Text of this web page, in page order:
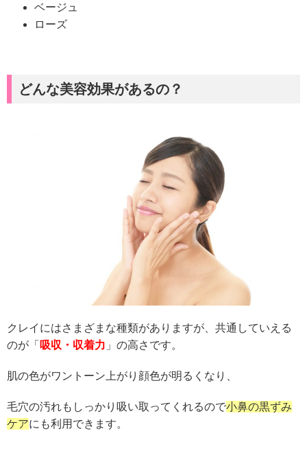
ベージュ
ローズ
どんな美容効果があるの？
クレイにはさまざまな種類がありますが、共通していえる
のが「 吸収・収着力 」の高さです。
肌の色がワントーン上がり顔色が明るくなり、
毛穴の汚れもしっかり吸い取ってくれるので小鼻の黒ずみ
ケアにも利用できます。